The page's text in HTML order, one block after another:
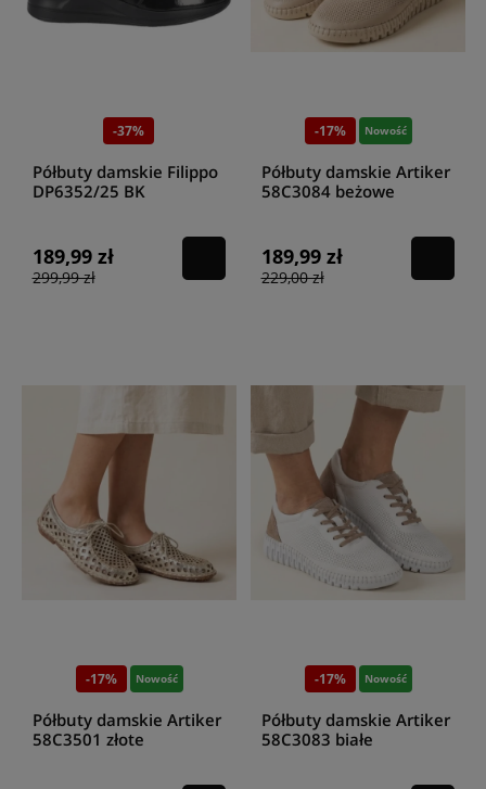
-37%
Półbuty damskie Filippo
DP6352/25 BK
189,99 zł
299,99 zł
-17% Nowość
Półbuty damskie Artiker
58C3084 beżowe
189,99 zł
229,00 zł
-17% Nowość
Półbuty damskie Artiker
58C3501 złote
-17% Nowość
Półbuty damskie Artiker
58C3083 białe